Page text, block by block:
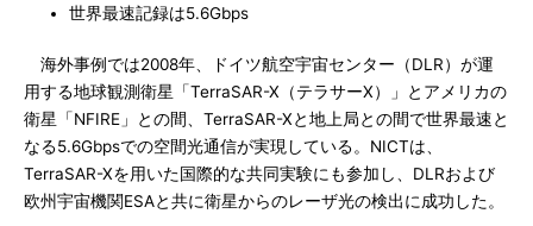
世界最速記録は5.6Gbps
海外事例では2008年、ドイツ航空宇宙センター（DLR）が運
用する地球観測衛星「TerraSAR-X（テラサーX）」とアメリカの
衛星「NFIRE」との間、TerraSAR-Xと地上局との間で世界最速と
なる5.6Gbpsでの空間光通信が実現している。NICTは、
TerraSAR-Xを用いた国際的な共同実験にも参加し、DLRおよび
欧州宇宙機関ESAと共に衛星からのレーザ光の検出に成功した。